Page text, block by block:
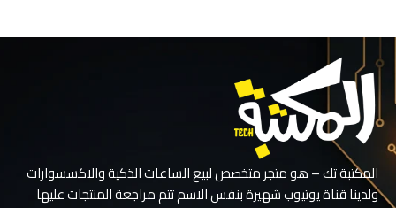
المكتبة تك – هو متجر متخصص لبيع الساعات الذكية والاكسسوارات
ولدينا قناة يوتيوب شهيرة بنفس الاسم تتم مراجعة المنتجات عليها